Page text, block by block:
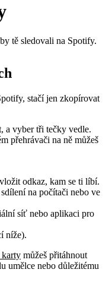
tě sledovali na Spotify.
stačí jen zkopírovat
a vyber tři tečky vedle.
přehrávači na ně můžeš
vložit odkaz, kam se ti líbí.
na počítači nebo ve
síť nebo aplikaci pro
níže).
karty můžeš přitáhnout
umělce nebo důležitému